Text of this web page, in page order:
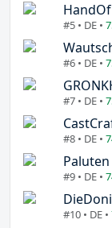
#5 • DE •
#6 • DE •
#7 • DE •
#8 • DE •
Paluten
#9 • DE •
DieDoni
#10 • DE •